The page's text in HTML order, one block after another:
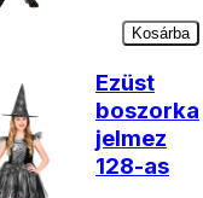
Kosárba
Ezüst
boszorka
jelmez
128-as